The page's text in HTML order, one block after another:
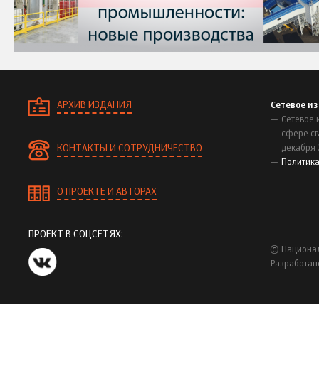
АРХИВ ИЗДАНИЯ
КОНТАКТЫ И СОТРУДНИЧЕСТВО
О ПРОЕКТЕ И АВТОРАХ
Сетевое
Сетевое
сфере
декабря
ПРОЕКТ В СОЦСЕТЯХ:
©